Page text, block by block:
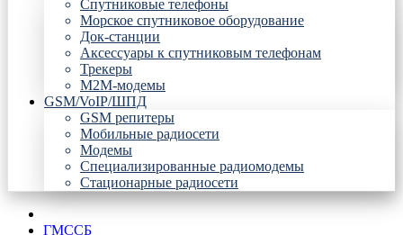
Спутниковые телефоны
Морское спутниковое оборудование
Док-станции
Аксессуары к спутниковым телефонам
Трекеры
М2М-модемы
GSM/VoIP/ШПД
GSM репитеры
Мобильные радиосети
Модемы
Специализированные радиомодемы
Стационарные радиосети
ГМССБ